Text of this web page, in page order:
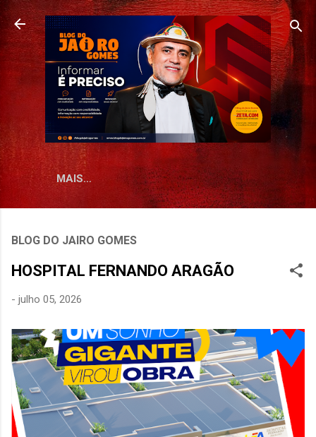
Pular para o conteúdo principal
MAIS…
BLOG DO JAIRO GOMES
HOSPITAL FERNANDO ARAGÃO
- julho 05, 2026